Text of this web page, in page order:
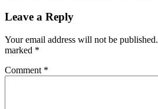
Leave a Reply
Your email address will not be published.
marked *
Comment *